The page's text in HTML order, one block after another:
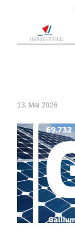
13. Mai 2026